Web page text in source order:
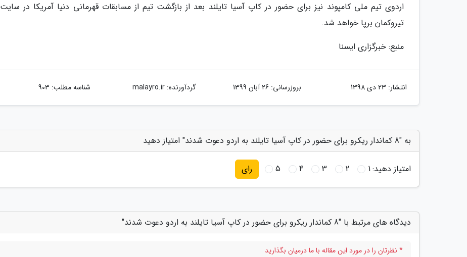
اردوی تیم ملی کامپوند نیز برای حضور در کاپ آسیا تایلند بعد از بازگشت تیم از مسابقات قهرمانی دنیا آمریکا در سایت
تیروکمان برپا خواهد شد.
منبع: خبرگزاری ایسنا
انتشار: 23 دی 1398 بروزرسانی: 26 آبان 1399 گردآورنده:malayro.ir شناسه مطلب: 903
به "8 کماندار ریکرو برای حضور در کاپ آسیا تایلند به اردو دعوت شدند" امتیاز دهید
امتیاز دهید:1
2
3
4
5 رای
دیدگاه های مرتبط با "8 کماندار ریکرو برای حضور در کاپ آسیا تایلند به اردو دعوت شدند"
* نظرتان را در مورد این مقاله با ما درمیان بگذارید